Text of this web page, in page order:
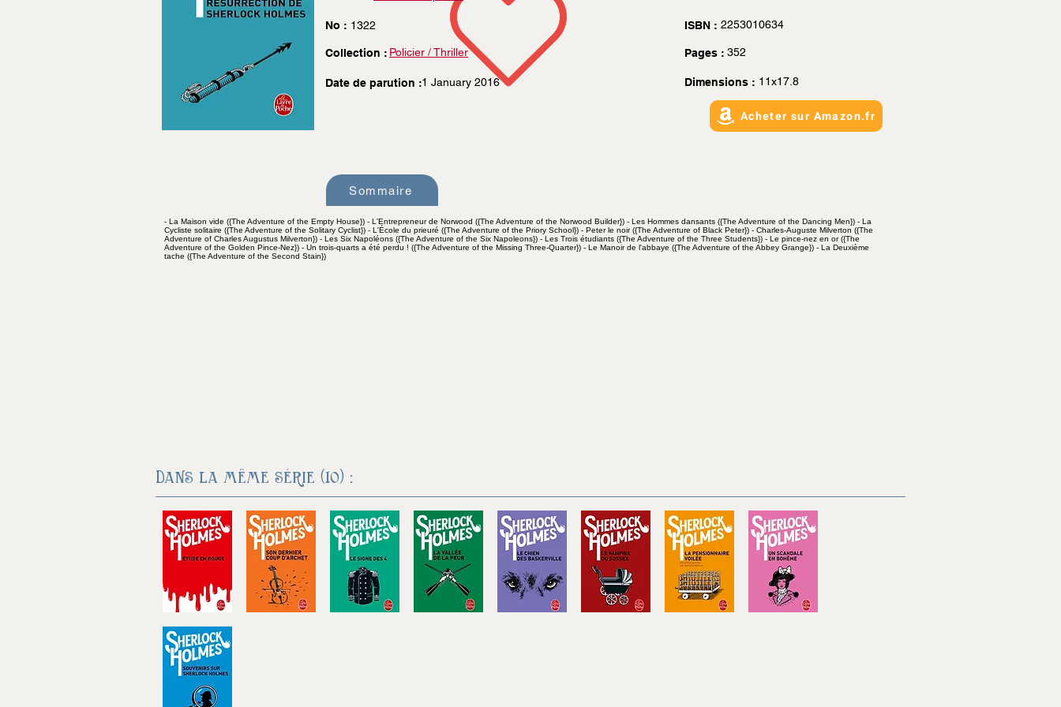
No : 1322
Collection : Policier / Thriller
Date de parution :1 January 2016
ISBN : 2253010634
Pages : 352
Dimensions : 11x17.8
Acheter sur Amazon.fr
Sommaire
- La Maison vide ({The Adventure of the Empty House}) - L'Entrepreneur de Norwood ({The Adventure of the Norwood Builder}) - Les Hommes dansants ({The Adventure of the Dancing Men}) - La
Cycliste solitaire ({The Adventure of the Solitary Cyclist}) - L'École du prieuré ({The Adventure of the Priory School}) - Peter le noir ({The Adventure of Black Peter}) - Charles-Auguste Milverton ({The
Adventure of Charles Augustus Milverton}) - Les Six Napoléons ({The Adventure of the Six Napoleons}) - Les Trois étudiants ({The Adventure of the Three Students}) - Le pince-nez en or ({The
Adventure of the Golden Pince-Nez}) - Un trois-quarts a été perdu ! ({The Adventure of the Missing Three-Quarter}) - Le Manoir de l'abbaye ({The Adventure of the Abbey Grange}) - La Deuxième
tache ({The Adventure of the Second Stain})
Dans la même série (10) :